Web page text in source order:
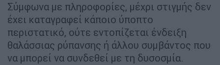
Σύμφωνα με πληροφορίες, μέχρι στιγμής δεν
έχει καταγραφεί κάποιο ύποπτο
περιστατικό, ούτε εντοπίζεται ένδειξη
θαλάσσιας ρύπανσης ή άλλου συμβάντος που
να μπορεί να συνδεθεί με τη δυσοσμία.